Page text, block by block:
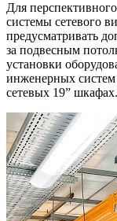
Для
системы сетевого
предусматривать
за подвесным
установки
инженерных систем
сетевых 19” шкафах.